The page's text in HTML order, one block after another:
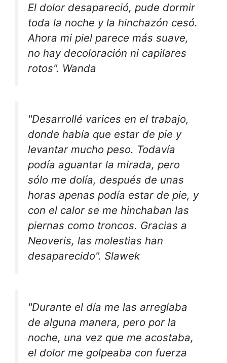
El dolor desapareció, pude dormir
toda la noche y la hinchazón cesó.
Ahora mi piel parece más suave,
no hay decoloración ni capilares
rotos". Wanda
"Desarrollé varices en el trabajo,
donde había que estar de pie y
levantar mucho peso. Todavía
podía aguantar la mirada, pero
sólo me dolía, después de unas
horas apenas podía estar de pie, y
con el calor se me hinchaban las
piernas como troncos. Gracias a
Neoveris, las molestias han
desaparecido". Slawek
"Durante el día me las arreglaba
de alguna manera, pero por la
noche, una vez que me acostaba,
el dolor me golpeaba con fuerza